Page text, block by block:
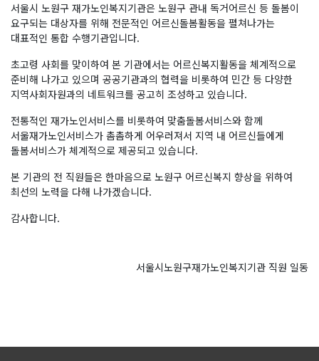
서울시 노원구 재가노인복지기관은 노원구 관내 독거어르신 등 돌봄이
요구되는 대상자를 위해 전문적인 어르신돌봄활동을 펼쳐나가는
대표적인 통합 수행기관입니다.
초고령 사회를 맞이하여 본 기관에서는 어르신복지활동을 체계적으로
준비해 나가고 있으며 공공기관과의 협력을 비롯하여 민간 등 다양한
지역사회자원과의 네트워크를 공고히 조성하고 있습니다.
전통적인 재가노인서비스를 비롯하여 맞춤돌봄서비스와 함께
서울재가노인서비스가 촘촘하게 어우러져서 지역 내 어르신들에게
돌봄서비스가 체계적으로 제공되고 있습니다.
본 기관의 전 직원들은 한마음으로 노원구 어르신복지 향상을 위하여
최선의 노력을 다해 나가겠습니다.
감사합니다.
서울시노원구재가노인복지기관 직원 일동